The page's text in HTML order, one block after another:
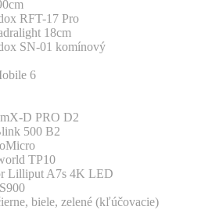
RFT-17 Pro
18cm
SN-01 komínový
6
D PRO D2
500 B2
TP10
Lilliput A7s 4K LED
biele, zelené (kľúčovacie)